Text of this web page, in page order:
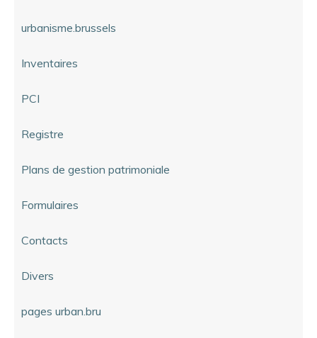
urbanisme.brussels
Inventaires
PCI
Registre
Plans de gestion patrimoniale
Formulaires
Contacts
Divers
pages urban.bru